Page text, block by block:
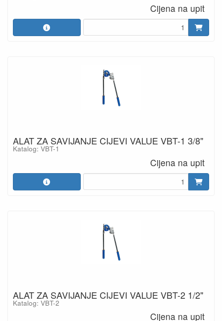
Cijena na upit
ALAT ZA SAVIJANJE CIJEVI VALUE VBT-1 3/8"
Katalog: VBT-1
Cijena na upit
ALAT ZA SAVIJANJE CIJEVI VALUE VBT-2 1/2"
Katalog: VBT-2
Cijena na upit